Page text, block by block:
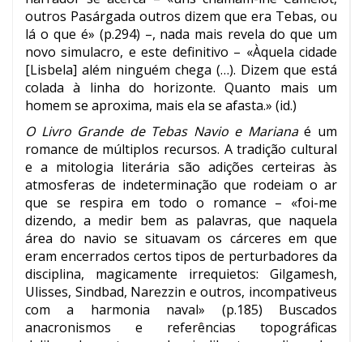
outros Pasárgada outros dizem que era Tebas, ou
lá o que é» (p.294) –, nada mais revela do que um
novo simulacro, e este definitivo – «Àquela cidade
[Lisbela] além ninguém chega (…). Dizem que está
colada à linha do horizonte. Quanto mais um
homem se aproxima, mais ela se afasta.» (id.)
O Livro Grande de Tebas Navio e Marianaé um
romance de múltiplos recursos. A tradição cultural
e a mitologia literária são adições certeiras às
atmosferas de indeterminação que rodeiam o ar
que se respira em todo o romance – «foi-me
dizendo, a medir bem as palavras, que naquela
área do navio se situavam os cárceres em que
eram encerrados certos tipos de perturbadores da
disciplina, magicamente irrequietos: Gilgamesh,
Ulisses, Sindbad, Narezzin e outros, incompativeus
com a harmonia naval» (p.185) Buscados
anacronismos e referências topográficas